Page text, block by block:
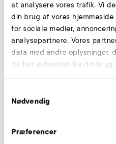
at analysere vores trafik. Vi
din brug af vores
for sociale medier,
analysepartnere. Vores
data med andre oplysninger,
de har indsamlet fra din brug
Nødvendig
Præferencer
2SD 840
d
l1